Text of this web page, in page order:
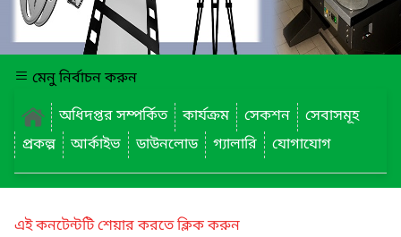
মেনু নির্বাচন করুন
অধিদপ্তর সম্পর্কিত
কার্যক্রম সেকশন
সেবাসমূহ
প্রকল্প
আর্কাইভ ডাউনলোড গ্যালারি যোগাযোগ
এই কনটেন্টটি শেয়ার করতে ক্লিক করুন